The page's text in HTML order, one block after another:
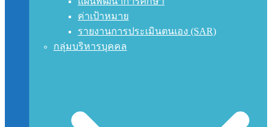
ค่าเป้าหมาย
รายงานการประเมินตนเอง (SAR)
กลุ่มบริหารบุคคล